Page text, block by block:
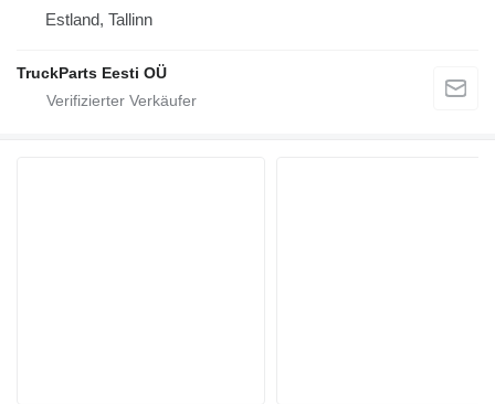
Estland, Tallinn
TruckParts Eesti OÜ